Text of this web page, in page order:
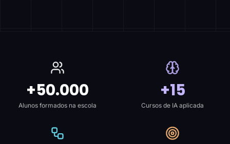
+50.000
Alunos formados na escola
+15
Cursos de IA aplicada